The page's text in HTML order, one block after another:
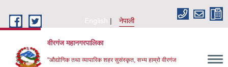
English
नेपाली
वीरगंज महानगरपालिका
"औद्योगिक तथा व्यापारिक शहर सुसंस्कृत, सभ्य हाम्रो वीरगंज